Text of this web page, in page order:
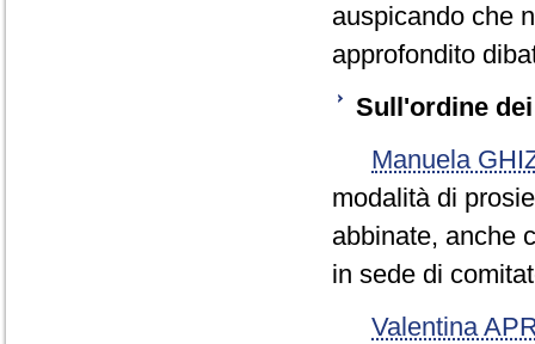
auspicando che
approfondito
Sull'ordine
Manuela
modalità di
abbinate, anche
in sede di
Valentina